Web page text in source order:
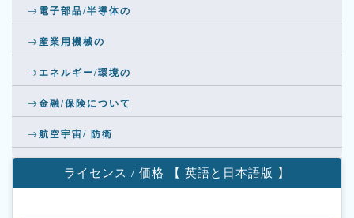
電子部品/半導体の
産業用機械の
エネルギー/環境の
金融/保険について
航空宇宙/ 防衛
ライセンス / 価格 【 英語と日本語版 】